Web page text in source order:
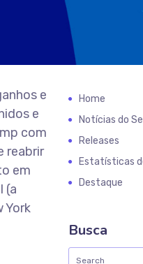
e
e
com
reabrir
em
(a
York
Home
Notícias do
Releases
Estatísticas
Destaque
Busca